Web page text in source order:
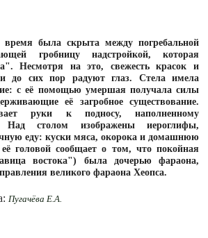
время была скрыта между погребальной
гробницу надстройкой, которая
Несмотря на это, свежесть красок и
до сих пор радуют глаз. Стела имела
с её помощью умершая получала силы
её загробное существование.
руки к подносу, наполненному
Над столом изображены иероглифы,
еду: куски мяса, окорока и домашнюю
головой сообщает о том, что покойная
востока") была дочерью фараона,
великого фараона Хеопса.
Пугачёва Е.А.